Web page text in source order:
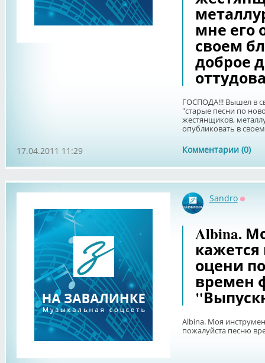
мне его
своем
доброе
ГОСПОДА!!! Вышел в
"старые песни по
жестянщиков,
опубликовать в
Комментарии (0)
17.04.2011 11:29
Sandro
Albina.
кажется
оцени
времен
Albina. Моя
пожалуйста песню